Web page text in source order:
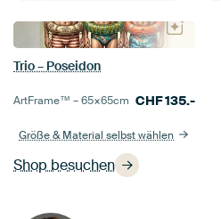
Shop besuchen
Trio – Poseidon
ArtFrame™ –65×65cm CHF135.-
Größe & Material selbst wählen